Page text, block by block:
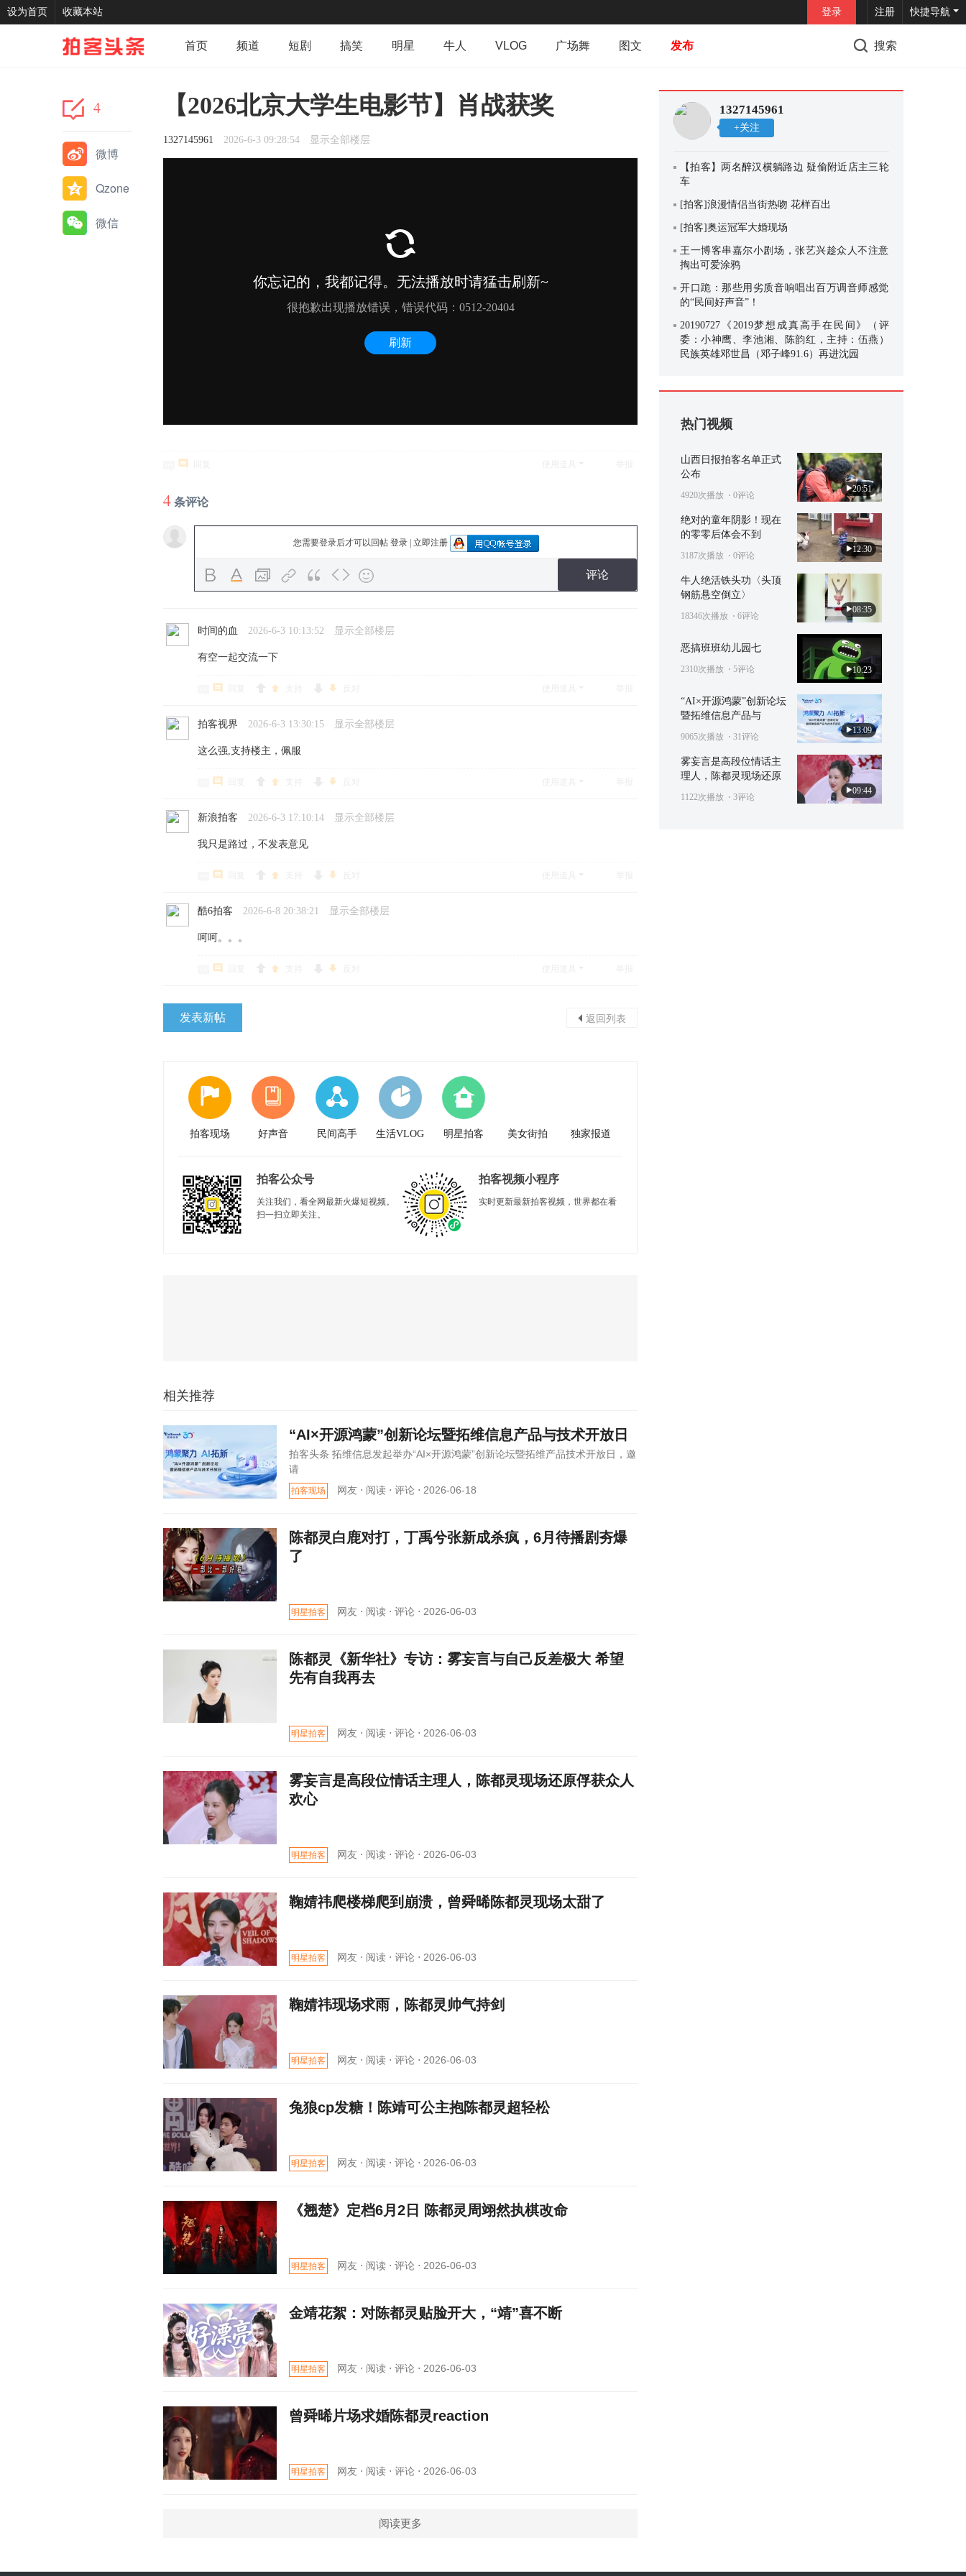
设为首页 收藏本站 快捷导航
登录 注册
首页 频道 短剧 搞笑 明星 牛人 VLOG 广场舞 图文 发布 搜索
4
微博
Qzone
微信
【2026北京大学生电影节】肖战获奖
1327145961 2026-6-3 09:28:54 显示全部楼层
4 条评论
您需要登录后才可以回帖 登录| 立即注册
评论
时间的血 2026-6-3 10:13:52 显示全部楼层
有空一起交流一下
拍客视界 2026-6-3 13:30:15 显示全部楼层
这么强,支持楼主，佩服
新浪拍客 2026-6-3 17:10:14 显示全部楼层
我只是路过，不发表意见
酷6拍客 2026-6-8 20:38:21 显示全部楼层
呵呵。。。
发表新帖 返回列表
拍客现场 好声音 民间高手 生活VLOG 明星拍客 美女街拍 独家报道
拍客公众号
关注我们，看全网最新火爆短视频。
扫一扫立即关注。
拍客视频小程序
实时更新最新拍客视频，世界都在看
相关推荐
“AI×开源鸿蒙”创新论坛暨拓维信息产品与技术开放日
拍客头条 拓维信息发起举办“AI×开源鸿蒙”创新论坛暨拓维产品技术开放日，邀
请
拍客现场 网友 ⋅ 阅读 ⋅ 评论 ⋅ 2026-06-18
陈都灵白鹿对打，丁禹兮张新成杀疯，6月待播剧夯爆
了
明星拍客 网友 ⋅ 阅读 ⋅ 评论 ⋅ 2026-06-03
陈都灵《新华社》专访：雾妄言与自己反差极大 希望
先有自我再去
明星拍客 网友 ⋅ 阅读 ⋅ 评论 ⋅ 2026-06-03
雾妄言是高段位情话主理人，陈都灵现场还原俘获众人
欢心
明星拍客 网友 ⋅ 阅读 ⋅ 评论 ⋅ 2026-06-03
鞠婧祎爬楼梯爬到崩溃，曾舜晞陈都灵现场太甜了
明星拍客 网友 ⋅ 阅读 ⋅ 评论 ⋅ 2026-06-03
鞠婧祎现场求雨，陈都灵帅气持剑
明星拍客 网友 ⋅ 阅读 ⋅ 评论 ⋅ 2026-06-03
兔狼cp发糖！陈靖可公主抱陈都灵超轻松
明星拍客 网友 ⋅ 阅读 ⋅ 评论 ⋅ 2026-06-03
《翘楚》定档6月2日 陈都灵周翊然执棋改命
明星拍客 网友 ⋅ 阅读 ⋅ 评论 ⋅ 2026-06-03
金靖花絮：对陈都灵贴脸开大，“靖”喜不断
明星拍客 网友 ⋅ 阅读 ⋅ 评论 ⋅ 2026-06-03
曾舜晞片场求婚陈都灵reaction
明星拍客 网友 ⋅ 阅读 ⋅ 评论 ⋅ 2026-06-03
阅读更多
1327145961
+关注
【拍客】两名醉汉横躺路边 疑偷附近店主三轮
车
[拍客]浪漫情侣当街热吻 花样百出
[拍客]奥运冠军大婚现场
王一博客串嘉尔小剧场，张艺兴趁众人不注意
掏出可爱涂鸦
开口跪：那些用劣质音响唱出百万调音师感觉
的“民间好声音”！
20190727《2019梦想成真高手在民间》（评
委：小神鹰、李池湘、陈韵红，主持：伍燕）
民族英雄邓世昌（邓子峰91.6）再进沈园
热门视频
20:51
山西日报拍客名单正式
公布
4920次播放 ⋅ 0评论
12:30
绝对的童年阴影！现在
的零零后体会不到
3187次播放 ⋅ 0评论
08:35
牛人绝活铁头功〈头顶
钢筋悬空倒立〉
18346次播放 ⋅ 6评论
10:23
恶搞班班幼儿园七
2310次播放 ⋅ 5评论
13:09
“AI×开源鸿蒙”创新论坛
暨拓维信息产品与
9065次播放 ⋅ 31评论
09:44
雾妄言是高段位情话主
理人，陈都灵现场还原
1122次播放 ⋅ 3评论